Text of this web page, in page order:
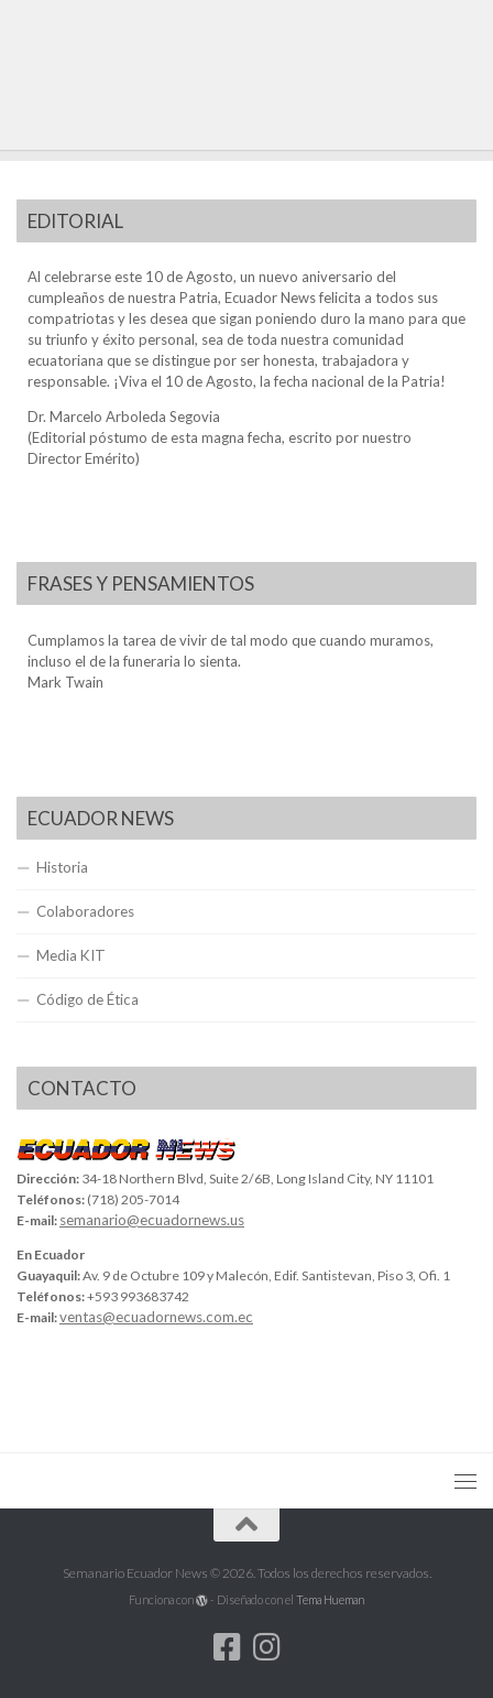
EDITORIAL
Al celebrarse este 10 de Agosto, un nuevo aniversario del
cumpleaños de nuestra Patria, Ecuador News felicita a todos sus
compatriotas y les desea que sigan poniendo duro la mano para que
su triunfo y éxito personal, sea de toda nuestra comunidad
ecuatoriana que se distingue por ser honesta, trabajadora y
responsable. ¡Viva el 10 de Agosto, la fecha nacional de la Patria!
Dr. Marcelo Arboleda Segovia
(Editorial póstumo de esta magna fecha, escrito por nuestro
Director Emérito)
FRASES Y PENSAMIENTOS
Cumplamos la tarea de vivir de tal modo que cuando muramos,
incluso el de la funeraria lo sienta.
Mark Twain
ECUADOR NEWS
Historia
Colaboradores
Media KIT
Código de Ética
CONTACTO
Dirección: 34-18 Northern Blvd, Suite 2/6B, Long Island City, NY 11101
Teléfonos: (718) 205-7014
E-mail: semanario@ecuadornews.us
En Ecuador
Guayaquil:Av. 9 de Octubre 109 y Malecón, Edif. Santistevan, Piso 3, Ofi. 1
Teléfonos:+593 993683742
E-mail:ventas@ecuadornews.com.ec
Semanario Ecuador News © 2026. Todos los derechos reservados.
Funciona con - Diseñado con el Tema Hueman